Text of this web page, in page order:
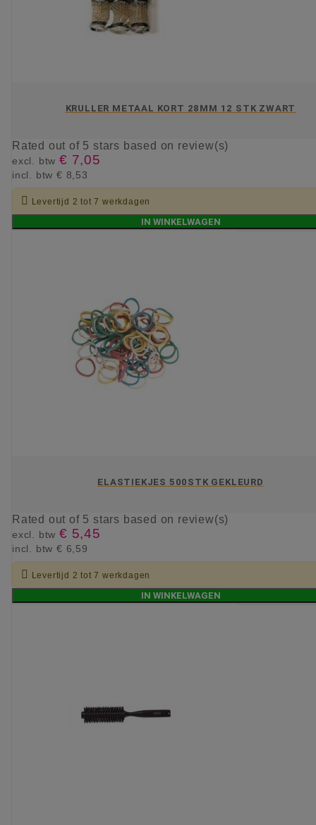
KRULLER METAAL KORT 28MM 12 STK ZWART
Rated out of 5 stars based on review(s)
excl. btw € 7,05
incl. btw € 8,53
 Levertijd 2 tot 7 werkdagen
IN WINKELWAGEN
ELASTIEKJES 500STK GEKLEURD
Rated out of 5 stars based on review(s)
excl. btw € 5,45
incl. btw € 6,59
 Levertijd 2 tot 7 werkdagen
IN WINKELWAGEN